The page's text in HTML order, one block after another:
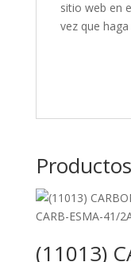
sitio web en
vez que
(11013)